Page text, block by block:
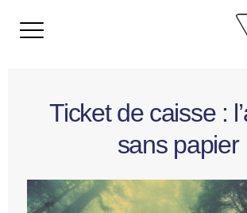
Ticket de caisse :
sans papier